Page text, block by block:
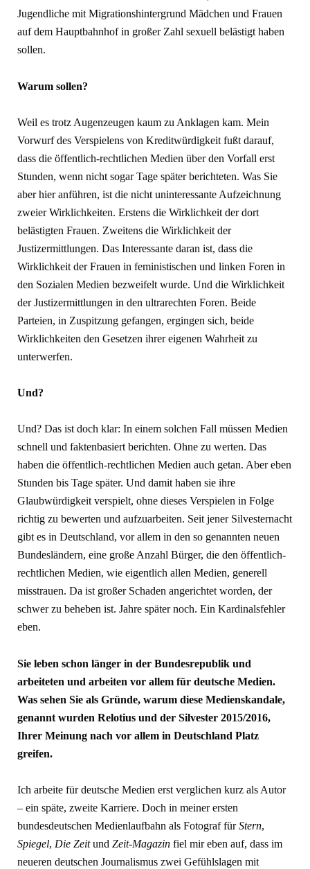
Jugendliche mit Migrationshintergrund Mädchen und Frauen
auf dem Hauptbahnhof in großer Zahl sexuell belästigt haben
sollen.
Warum sollen?
Weil es trotz Augenzeugen kaum zu Anklagen kam. Mein
Vorwurf des Verspielens von Kreditwürdigkeit fußt darauf,
dass die öffentlich-rechtlichen Medien über den Vorfall erst
Stunden, wenn nicht sogar Tage später berichteten. Was Sie
aber hier anführen, ist die nicht uninteressante Aufzeichnung
zweier Wirklichkeiten. Erstens die Wirklichkeit der dort
belästigten Frauen. Zweitens die Wirklichkeit der
Justizermittlungen. Das Interessante daran ist, dass die
Wirklichkeit der Frauen in feministischen und linken Foren in
den Sozialen Medien bezweifelt wurde. Und die Wirklichkeit
der Justizermittlungen in den ultrarechten Foren. Beide
Parteien, in Zuspitzung gefangen, ergingen sich, beide
Wirklichkeiten den Gesetzen ihrer eigenen Wahrheit zu
unterwerfen.
Und?
Und? Das ist doch klar: In einem solchen Fall müssen Medien
schnell und faktenbasiert berichten. Ohne zu werten. Das
haben die öffentlich-rechtlichen Medien auch getan. Aber eben
Stunden bis Tage später. Und damit haben sie ihre
Glaubwürdigkeit verspielt, ohne dieses Verspielen in Folge
richtig zu bewerten und aufzuarbeiten. Seit jener Silvesternacht
gibt es in Deutschland, vor allem in den so genannten neuen
Bundesländern, eine große Anzahl Bürger, die den öffentlich-
rechtlichen Medien, wie eigentlich allen Medien, generell
misstrauen. Da ist großer Schaden angerichtet worden, der
schwer zu beheben ist. Jahre später noch. Ein Kardinalsfehler
eben.
Sie leben schon länger in der Bundesrepublik und
arbeiteten und arbeiten vor allem für deutsche Medien.
Was sehen Sie als Gründe, warum diese Medienskandale,
genannt wurden Relotius und der Silvester 2015/2016,
Ihrer Meinung nach vor allem in Deutschland Platz
greifen.
Ich arbeite für deutsche Medien erst verglichen kurz als Autor
– ein späte, zweite Karriere. Doch in meiner ersten
bundesdeutschen Medienlaufbahn als Fotograf fürStern,
Spiegel,Die ZeitundZeit-Magazin fiel mir eben auf, dass im
neueren deutschen Journalismus zwei Gefühlslagen mit